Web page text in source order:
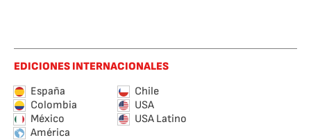
EDICIONES INTERNACIONALES
España
Chile
Colombia
USA
México
USA Latino
América